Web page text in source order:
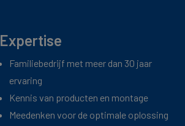
Expertise
Familiebedrijf met meer dan 30 jaar
ervaring
Kennis van producten en montage
Meedenken voor de optimale oplossing